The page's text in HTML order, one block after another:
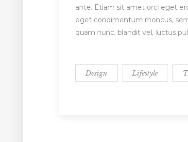
ante. Etiam sit amet orci eget
eget condimentum rhoncus,
quam nunc, blandit vel, luctus
Design Lifestyle